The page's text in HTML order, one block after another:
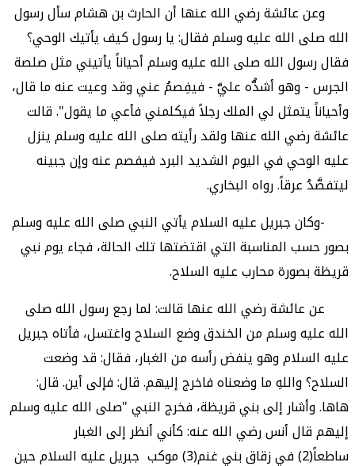
وعن عائشة رضي الله عنها أن الحارث بن هشام سأل رسول
الله صلى الله عليه وسلم فقال: يا رسول كيف يأتيك الوحي؟
فقال رسول الله صلى الله عليه وسلم أحياناً يأتيني مثل صلصة
الجرس - وهو أشدُّه عليَّ - فيفِصمُ عني وقد وعيت عنه ما قال،
وأحياناً يتمثل لي الملك رجلاً فيكلمني فأعي ما يقول". قالت
عائشة رضي الله عنها ولقد رأيته صلى الله عليه وسلم ينزل
عليه الوحي في اليوم الشديد البرد فيفصم عنه وإن جبينه
ليتفصَّدُ عرقاً. رواه البخاري.
-وكان جبريل عليه السلام يأتي النبي صلى الله عليه وسلم
بصور حسب المناسبة التي اقتضتها تلك الحالة، فجاء يوم نبي
قريظة بصورة محارب عليه السلاح.
عن عائشة رضي الله عنها قالت: لما رجع رسول الله صلى
الله عليه وسلم من الخندق وضع السلاح واغتسل، فأتاه جبريل
عليه السلام وهو ينفض رأسه من الغبار، فقال: قد وضعت
السلاح؟ واللهِ ما وضعناه فاخرج إليهم. قال: فإلى أين. قال:
هاها. وأشار إلى بني قريظة، فخرج النبي "صلى الله عليه وسلم
إليهم قال أنس رضي الله عنه: كأني أنظر إلى الغبار
ساطعاً(2) في زقاق بني غنم(3) موكب جبريل عليه السلام حين